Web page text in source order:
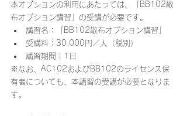
本オプションの利用にあたっては、「BB102散
布オプション講習」の受講が必要です。
講習名：「BB102散布オプション講習」
受講料：30,000円／人（税別）
講習期間：1日
※なお、AC102およびBB102のライセンス保
有者についても、本講習の受講が必要となりま
す。